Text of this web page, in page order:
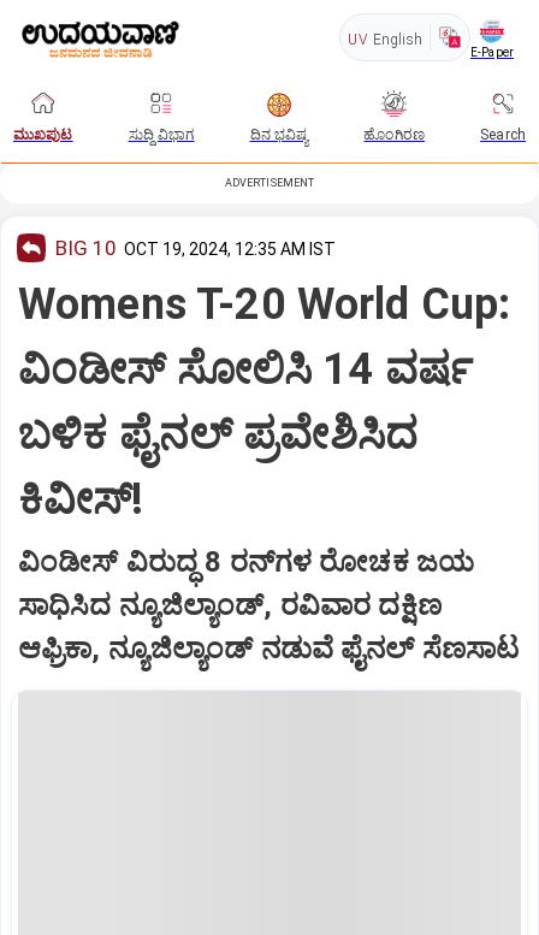
UV English
E-Paper
ಮುಖಪುಟ ಸುದ್ದಿ ವಿಭಾಗ ದಿನ ಭವಿಷ್ಯ ಹೊಂಗಿರಣ Search
ADVERTISEMENT
BIG 10 OCT 19, 2024, 12:35 AM IST
Womens T-20 World Cup:
ವಿಂಡೀಸ್ ಸೋಲಿಸಿ 14 ವರ್ಷ
ಬಳಿಕ ಫೈನಲ್‌ ಪ್ರವೇಶಿಸಿದ
ಕಿವೀಸ್‌!
ವಿಂಡೀಸ್ ವಿರುದ್ಧ 8 ರನ್​ಗಳ ರೋಚಕ ಜಯ
ಸಾಧಿಸಿದ ನ್ಯೂಜಿಲ್ಯಾಂಡ್, ರವಿವಾರ ದಕ್ಷಿಣ
ಆಫ್ರಿಕಾ, ನ್ಯೂಜಿಲ್ಯಾಂಡ್ ನಡುವೆ ಫೈನಲ್‌ ಸೆಣಸಾಟ